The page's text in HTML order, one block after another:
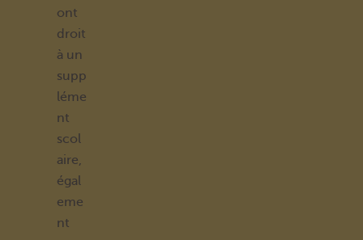
ont
droit
à un
supp
léme
nt
scol
aire,
égal
eme
nt